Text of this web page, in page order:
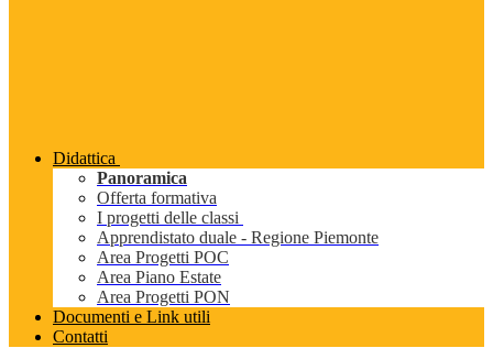
Didattica
Panoramica
Offerta formativa
I progetti delle classi
Apprendistato duale - Regione Piemonte
Area Progetti POC
Area Piano Estate
Area Progetti PON
Documenti e Link utili
Contatti